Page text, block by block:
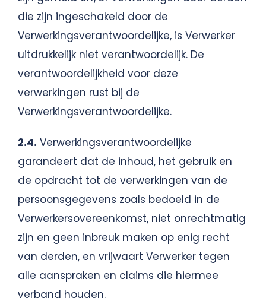
die zijn ingeschakeld door de
Verwerkingsverantwoordelijke, is Verwerker
uitdrukkelijk niet verantwoordelijk. De
verantwoordelijkheid voor deze
verwerkingen rust bij de
Verwerkingsverantwoordelijke.
2.4. Verwerkingsverantwoordelijke
garandeert dat de inhoud, het gebruik en
de opdracht tot de verwerkingen van de
persoonsgegevens zoals bedoeld in de
Verwerkersovereenkomst, niet onrechtmatig
zijn en geen inbreuk maken op enig recht
van derden, en vrijwaart Verwerker tegen
alle aanspraken en claims die hiermee
verband houden.